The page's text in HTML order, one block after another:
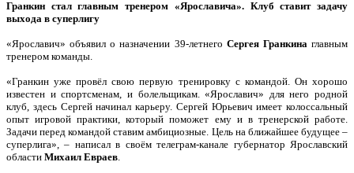
Гранкин стал главным тренером «Ярославича». Клуб ставит задачу
выхода в суперлигу
«Ярославич» объявил о назначении 39-летнего Сергея Гранкинаглавным
тренером команды.
«Гранкин уже провёл свою первую тренировку с командой. Он хорошо
известен и спортсменам, и болельщикам. «Ярославич» для него родной
клуб, здесь Сергей начинал карьеру. Сергей Юрьевич имеет колоссальный
опыт игровой практики, который поможет ему и в тренерской работе.
Задачи перед командой ставим амбициозные. Цель на ближайшее будущее –
суперлига», – написал в своём телеграм-канале губернатор Ярославский
области Михаил Евраев.